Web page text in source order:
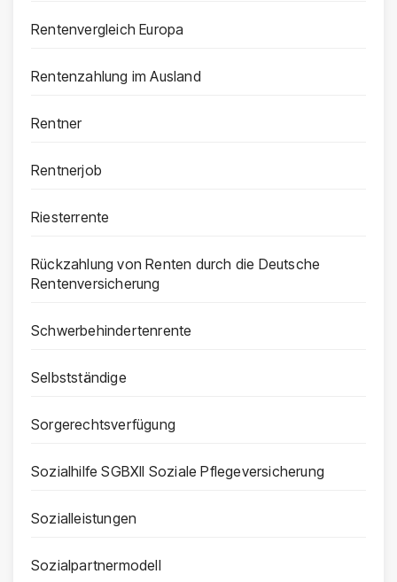
Rentenvergleich Europa
Rentenzahlung im Ausland
Rentner
Rentnerjob
Riesterrente
Rückzahlung von Renten durch die Deutsche
Rentenversicherung
Schwerbehindertenrente
Selbstständige
Sorgerechtsverfügung
Sozialhilfe SGBXII Soziale Pflegeversicherung
Sozialleistungen
Sozialpartnermodell